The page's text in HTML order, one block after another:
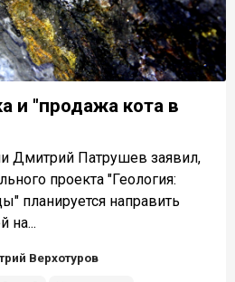
и "продажа кота в
Дмитрий Патрушев заявил,
проекта "Геология:
планируется направить
на...
Верхотуров